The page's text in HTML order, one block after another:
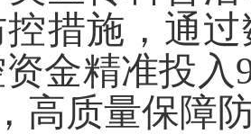
措施，通
金精准投入
，高质量保障